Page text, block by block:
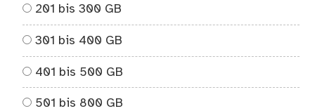
201 bis 300 GB
301 bis 400 GB
401 bis 500 GB
501 bis 800 GB